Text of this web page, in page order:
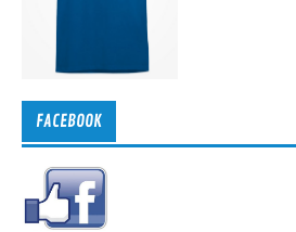
FACEBOOK